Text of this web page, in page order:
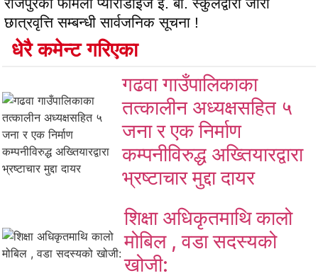
राजपुरको फेमिली प्याराडाईज इ. बो. स्कुलद्वारा जारी
छात्रवृत्ति सम्बन्धी सार्वजनिक सूचना !
धेरै कमेन्ट गरिएका
गढवा गाउँपालिकाका
तत्कालीन अध्यक्षसहित ५
जना र एक निर्माण
कम्पनीविरुद्ध अख्तियारद्वारा
भ्रष्टाचार मुद्दा दायर
शिक्षा अधिकृतमाथि कालो
मोबिल , वडा सदस्यको
खोजी: